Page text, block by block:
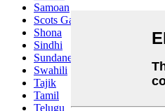
Samoan
Scots Gaelic
Shona
Sindhi
Sundanese
Swahili
Tajik
Tamil
Telugu